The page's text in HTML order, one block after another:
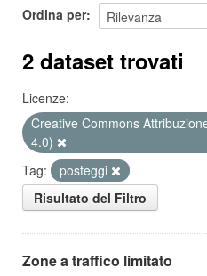
Ordina per
2 dataset trovati
Licenze:
Creative Commons
4.0)
Tag:
posteggi
Risultato del Filtro
Zone a traffico limitato